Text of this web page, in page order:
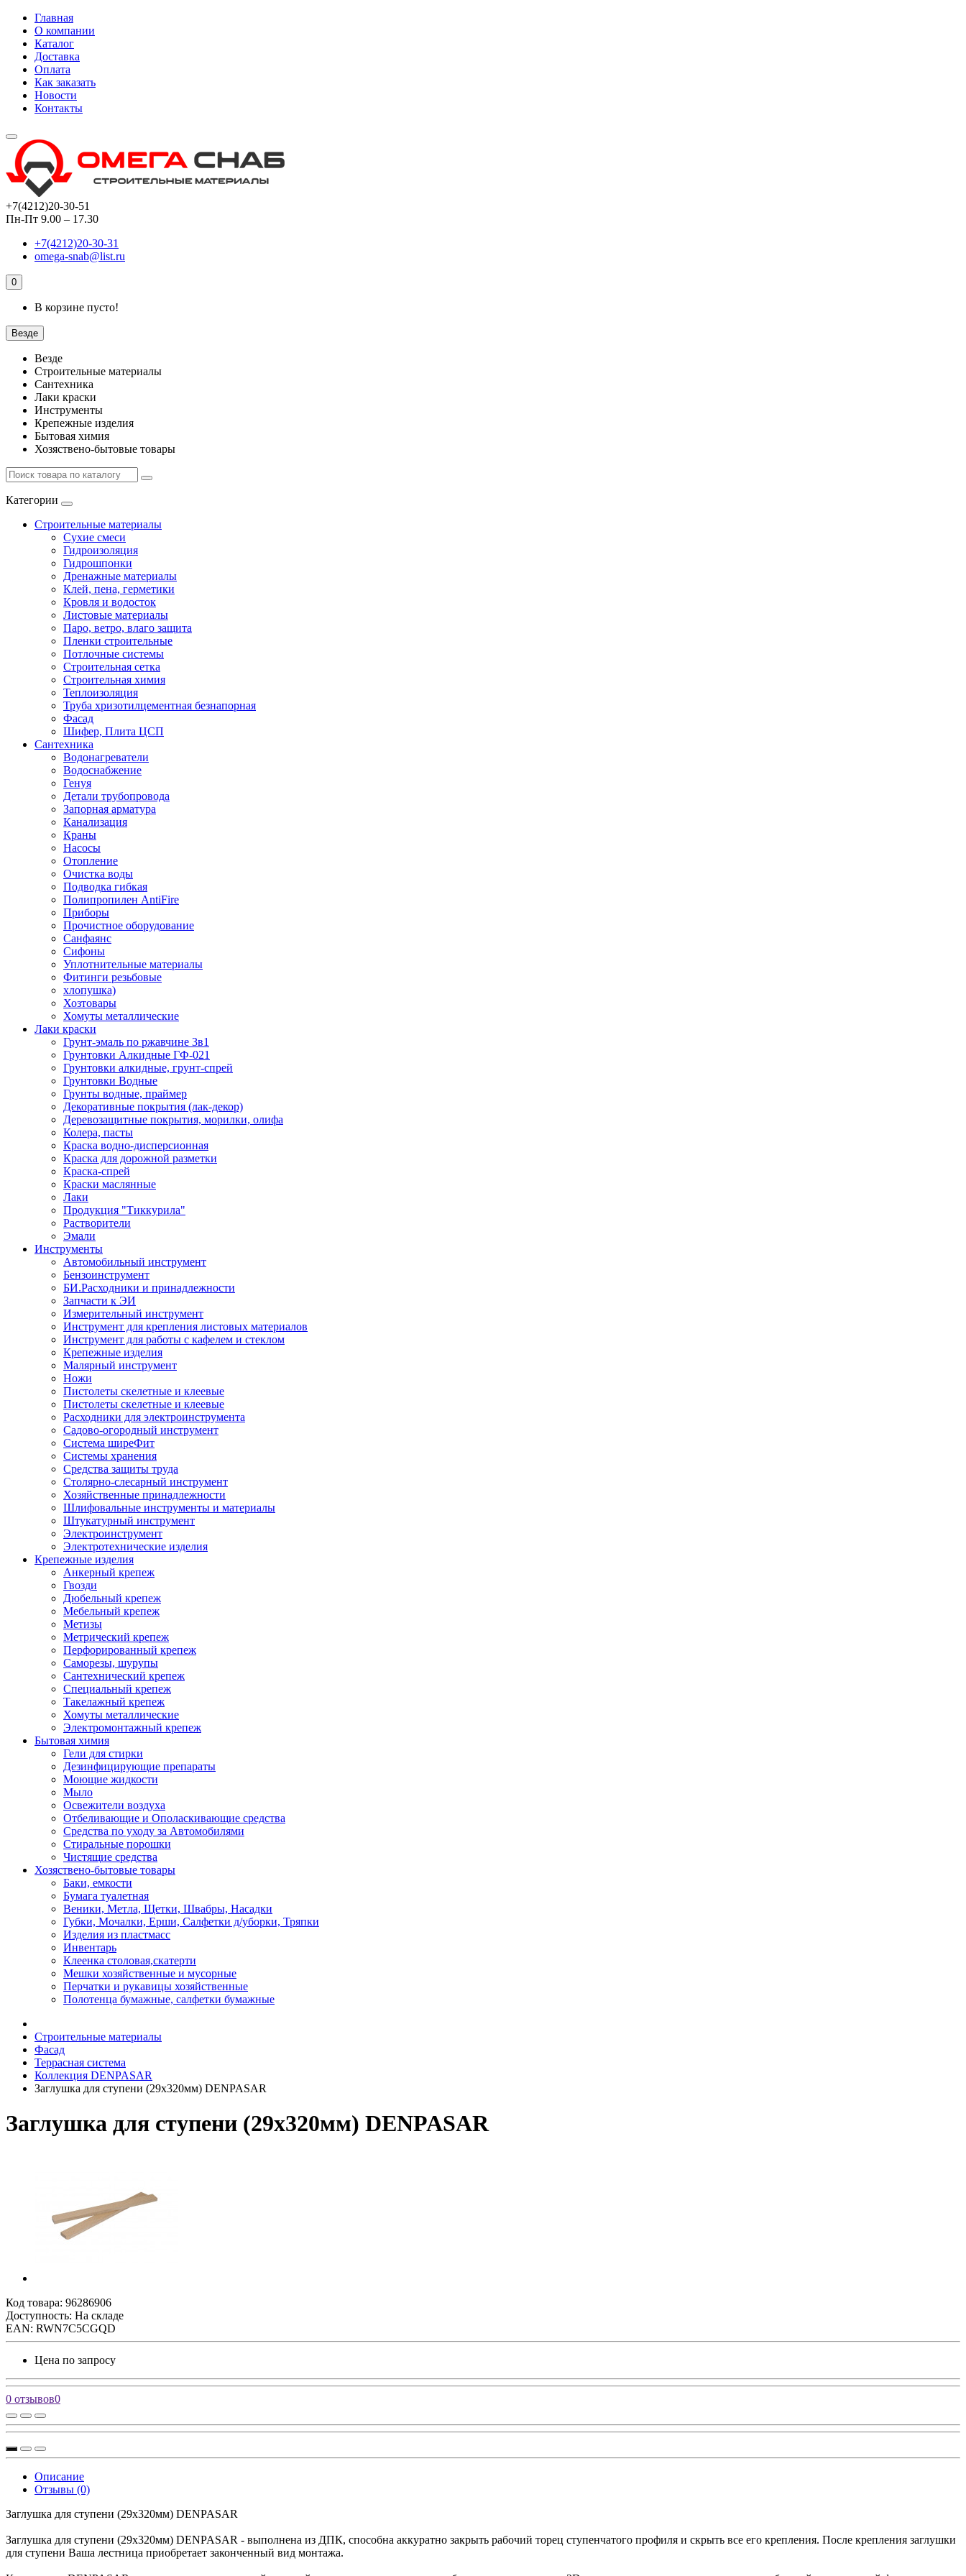
Главная
О компании
Каталог
Доставка
Оплата
Как заказать
Новости
Контакты
+7(4212)20-30-51
Пн-Пт 9.00 – 17.30
+7(4212)20-30-31
omega-snab@list.ru
0
В корзине пусто!
Везде
Везде
Строительные материалы
Сантехника
Лаки краски
Инструменты
Крепежные изделия
Бытовая химия
Хозяствено-бытовые товары
Категории
Строительные материалы
Сухие смеси
Гидроизоляция
Гидрошпонки
Дренажные материалы
Клей, пена, герметики
Кровля и водосток
Листовые материалы
Паро, ветро, влаго защита
Пленки строительные
Потлочные системы
Строительная сетка
Строительная химия
Теплоизоляция
Труба хризотилцементная безнапорная
Фасад
Шифер, Плита ЦСП
Сантехника
Водонагреватели
Водоснабжение
Генуя
Детали трубопровода
Запорная арматура
Канализация
Краны
Насосы
Отопление
Очистка воды
Подводка гибкая
Полипропилен AntiFire
Приборы
Прочистное оборудование
Санфаянс
Сифоны
Уплотнительные материалы
Фитинги резьбовые
хлопушка)
Хозтовары
Хомуты металлические
Лаки краски
Грунт-эмаль по ржавчине 3в1
Грунтовки Алкидные ГФ-021
Грунтовки алкидные, грунт-спрей
Грунтовки Водные
Грунты водные, праймер
Декоративные покрытия (лак-декор)
Деревозащитные покрытия, морилки, олифа
Колера, пасты
Краска водно-дисперсионная
Краска для дорожной разметки
Краска-спрей
Краски маслянные
Лаки
Продукция "Тиккурила"
Растворители
Эмали
Инструменты
Автомобильный инструмент
Бензоинструмент
БИ.Расходники и принадлежности
Запчасти к ЭИ
Измерительный инструмент
Инструмент для крепления листовых материалов
Инструмент для работы с кафелем и стеклом
Крепежные изделия
Малярный инструмент
Ножи
Пистолеты скелетные и клеевые
Пистолеты скелетные и клеевые
Расходники для электроинструмента
Садово-огородный инструмент
Система ширеФит
Системы хранения
Средства защиты труда
Столярно-слесарный инструмент
Хозяйственные принадлежности
Шлифовальные инструменты и материалы
Штукатурный инструмент
Электроинструмент
Электротехнические изделия
Крепежные изделия
Анкерный крепеж
Гвозди
Дюбельный крепеж
Мебельный крепеж
Метизы
Метрический крепеж
Перфорированный крепеж
Саморезы, шурупы
Сантехнический крепеж
Специальный крепеж
Такелажный крепеж
Хомуты металлические
Электромонтажный крепеж
Бытовая химия
Гели для стирки
Дезинфицирующие препараты
Моющие жидкости
Мыло
Освежители воздуха
Отбеливающие и Ополаскивающие средства
Средства по уходу за Автомобилями
Стиральные порошки
Чистящие средства
Хозяствено-бытовые товары
Баки, емкости
Бумага туалетная
Веники, Метла, Щетки, Швабры, Насадки
Губки, Мочалки, Ерши, Салфетки д/уборки, Тряпки
Изделия из пластмасс
Инвентарь
Клеенка столовая,скатерти
Мешки хозяйственные и мусорные
Перчатки и рукавицы хозяйственные
Полотенца бумажные, салфетки бумажные
Строительные материалы
Фасад
Террасная система
Коллекция DENPASAR
Заглушка для ступени (29х320мм) DENPASAR
Заглушка для ступени (29х320мм) DENPASAR
Код товара: 96286906
Доступность: На складе
EAN: RWN7C5CGQD
Цена по запросу
0 отзывов0
Описание
Отзывы (0)
Заглушка для ступени (29х320мм) DENPASAR
Заглушка для ступени (29х320мм) DENPASAR - выполнена из ДПК, способна аккуратно закрыть рабочий торец ступенчатого профиля и скрыть все его крепления. После крепления заглушки
для ступени Ваша лестница приобретает законченный вид монтажа.